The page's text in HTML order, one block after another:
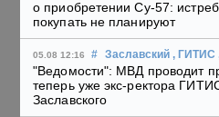
о приобретении Су-57:
покупать не планируют
05.08 12:16 # Заславский , ГИТИС
"Ведомости": МВД проводит
теперь уже экс-ректора
Заславского